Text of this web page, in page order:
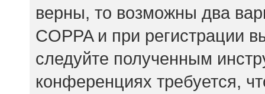
верны, то возможны два
COPPA и при регистрации
следуйте полученным
конференциях требуется,